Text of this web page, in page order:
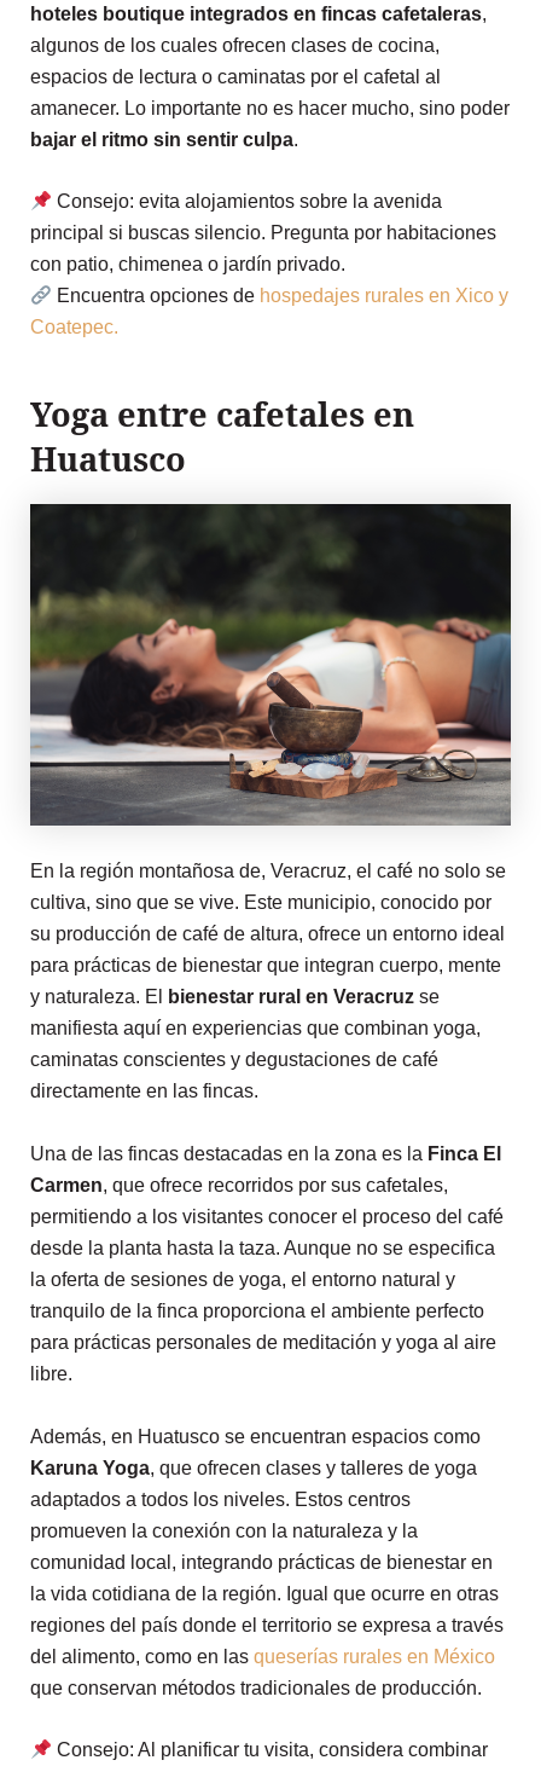
hoteles boutique integrados en fincas cafetaleras,
algunos de los cuales ofrecen clases de cocina,
espacios de lectura o caminatas por el cafetal al
amanecer. Lo importante no es hacer mucho, sino poder
bajar el ritmo sin sentir culpa.
Consejo: evita alojamientos sobre la avenida
principal si buscas silencio. Pregunta por habitaciones
con patio, chimenea o jardín privado.
Encuentra opciones de hospedajes rurales en Xico y
Coatepec.
Yoga entre cafetales en
Huatusco
En la región montañosa de, Veracruz, el café no solo se
cultiva, sino que se vive. Este municipio, conocido por
su producción de café de altura, ofrece un entorno ideal
para prácticas de bienestar que integran cuerpo, mente
y naturaleza. El
bienestar rural en Veracruzse
manifiesta aquí en experiencias que combinan yoga,
caminatas conscientes y degustaciones de café
directamente en las fincas.
Una de las fincas destacadas en la zona es la Finca El
Carmen, que ofrece recorridos por sus cafetales,
permitiendo a los visitantes conocer el proceso del café
desde la planta hasta la taza. Aunque no se especifica
la oferta de sesiones de yoga, el entorno natural y
tranquilo de la finca proporciona el ambiente perfecto
para prácticas personales de meditación y yoga al aire
libre.
Además, en Huatusco se encuentran espacios como
Karuna Yoga, que ofrecen clases y talleres de yoga
adaptados a todos los niveles. Estos centros
promueven la conexión con la naturaleza y la
comunidad local, integrando prácticas de bienestar en
la vida cotidiana de la región. Igual que ocurre en otras
regiones del país donde el territorio se expresa a través
del alimento, como en las queserías rurales en México
que conservan métodos tradicionales de producción.
Consejo: Al planificar tu visita, considera combinar